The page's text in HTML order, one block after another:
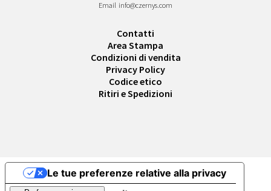
Email info@czernys.com
Contatti
Area Stampa
Condizioni di vendita
Privacy Policy
Codice etico
Ritiri e Spedizioni
Le tue preferenze relative alla privacy